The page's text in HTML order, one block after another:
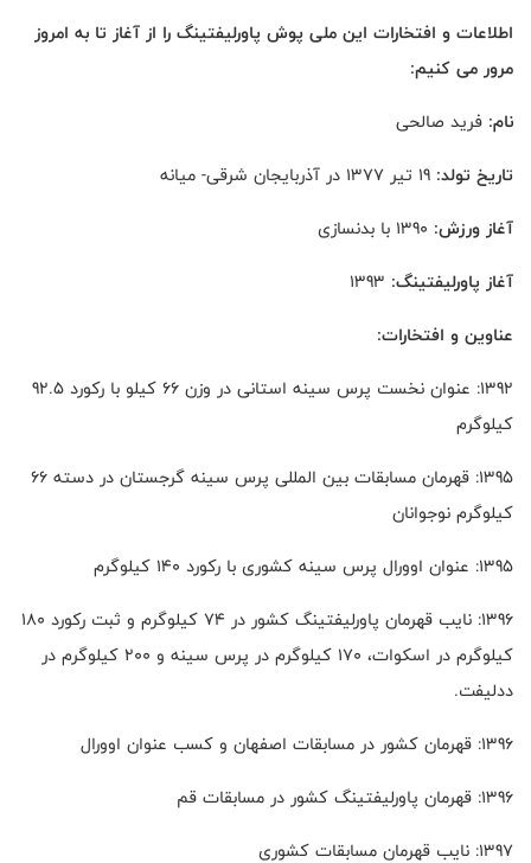
اطلاعات و افتخارات این ملی پوش پاورلیفتینگ را از آغاز تا به امروز
مرور می کنیم:
نام: فرید صالحی
تاریخ تولد:
آغاز ورزش:
آغاز پاورلیفتینگ:
عناوین و افتخارات:
1392: عنوان نخست پرس سینه استانی در وزن 66 کیلو با رکورد 92.5
کیلوگرم
1395: قهرمان مسابقات بین المللی پرس سینه گرجستان در دسته 66
کیلوگرم نوجوانان
1395: عنوان اوورال پرس سینه کشوری با رکورد 140 کیلوگرم
1396: نایب قهرمان پاورلیفتینگ کشور در 74 کیلوگرم و ثبت رکورد 180
کیلوگرم در اسکوات، 170 کیلوگرم در پرس سینه و 200 کیلوگرم در
ددلیفت.
1396: قهرمان کشور در مسابقات اصفهان و کسب عنوان اوورال
1396: قهرمان پاورلیفتینگ کشور در مسابقات قم
1397: نایب قهرمان مسابقات کشوری